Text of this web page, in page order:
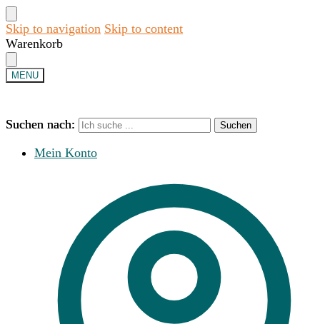
Skip to navigation Skip to content
Warenkorb
MENU
Suchen nach: Suchen
Mein Konto
Suchen nach: Suchen